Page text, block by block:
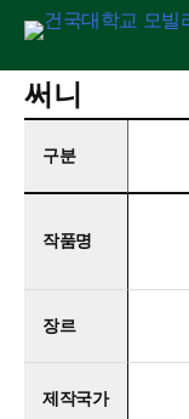
Skip
content
연구원 소개
써니
구분
작품명
장르
제작국가